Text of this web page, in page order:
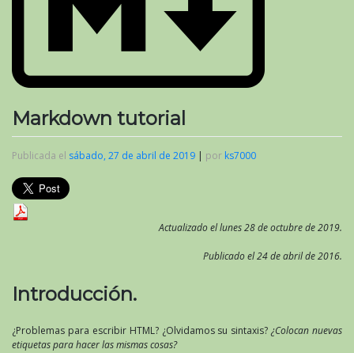
Markdown tutorial
Publicada el sábado, 27 de abril de 2019 | por ks7000
Actualizado el lunes 28 de octubre de 2019.
Publicado el 24 de abril de 2016.
Introducción.
¿Problemas para escribir HTML? ¿Olvidamos su sintaxis?¿Colocan nuevas
etiquetas para hacer las mismas cosas?